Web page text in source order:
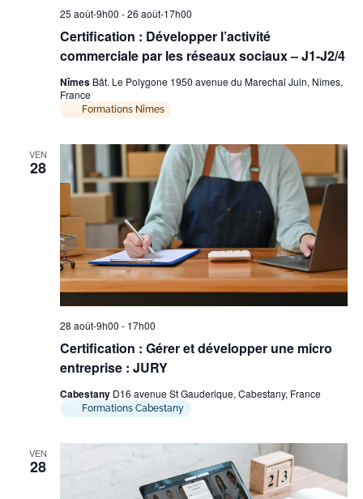
Certification : Développer l’activité
commerciale par les réseaux sociaux – J1-J2/4
25 août-9h00 -26 août-17h00
Nîmes Bât. Le Polygone 1950 avenue du Marechal Juin, Nîmes,
France
Formations Nîmes
VEN
28
Certification : Gérer et développer une micro
entreprise : JURY
28 août-9h00 - 17h00
Cabestany D16 avenue St Gauderique, Cabestany, France
Formations Cabestany
VEN
28